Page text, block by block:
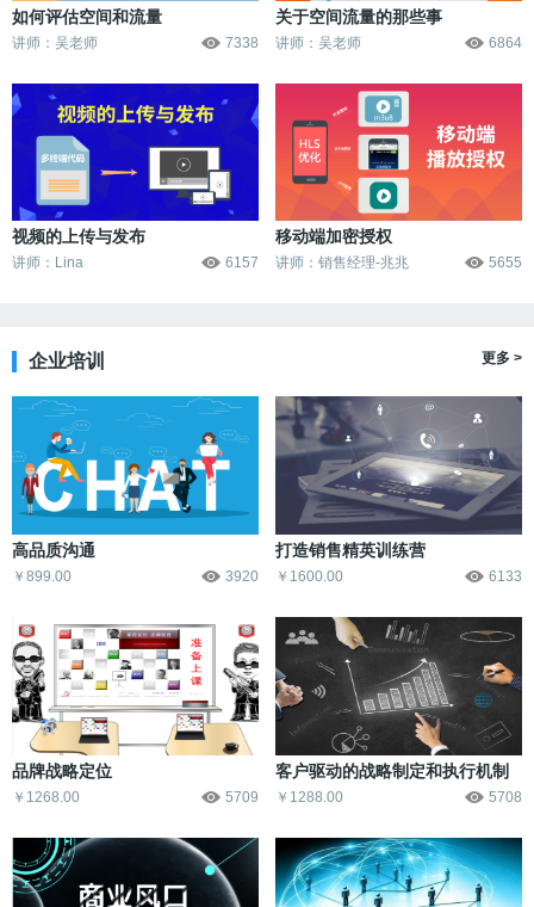
如何评估空间和流量
讲师： 吴老师 7338
关于空间流量的那些事
讲师： 吴老师 6864
视频的上传与发布
讲师： Lina 6157
移动端加密授权
讲师： 销售经理-兆兆 5655
企业培训 更多 >
高品质沟通
￥899.00 3920
打造销售精英训练营
￥1600.00 6133
品牌战略定位
￥1268.00 5709
客户驱动的战略制定和执行机制
￥1288.00 5708